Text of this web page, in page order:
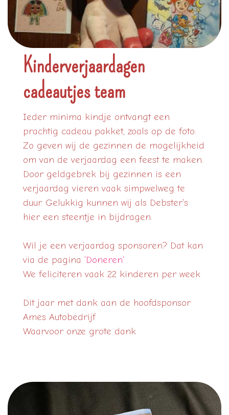
Kinderverjaardagen
cadeautjes team
Ieder minima kindje ontvangt een
prachtig cadeau pakket, zoals op de foto.
Zo geven wij de gezinnen de mogelijkheid
om van de verjaardag een feest te maken.
Door geldgebrek bij gezinnen is een
verjaardag vieren vaak simpwelweg te
duur. Gelukkig kunnen wij als Debster's
hier een steentje in bijdragen.
Wil je een verjaardag sponsoren? Dat kan
via de pagina 'Doneren'
We feliciteren vaak 22 kinderen per week
Dit jaar met dank aan de hoofdsponsor
Ames Autobedrijf
Waarvoor onze grote dank